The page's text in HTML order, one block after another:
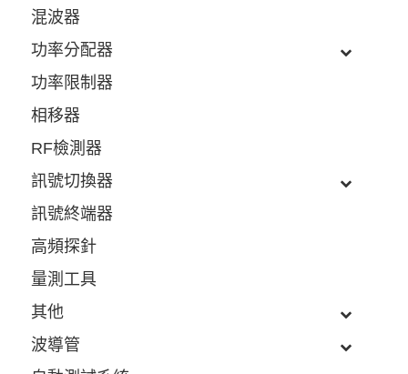
混波器
功率分配器
功率限制器
相移器
RF檢測器
訊號切換器
訊號終端器
高頻探針
量測工具
其他
波導管